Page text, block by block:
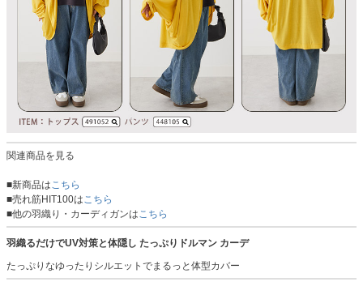
関連商品を見る
■新商品はこちら
■売れ筋HIT100はこちら
■他の羽織り・カーディガンはこちら
羽織るだけでUV対策と体隠し たっぷりドルマン カーデ
たっぷりなゆったりシルエットでまるっと体型カバー